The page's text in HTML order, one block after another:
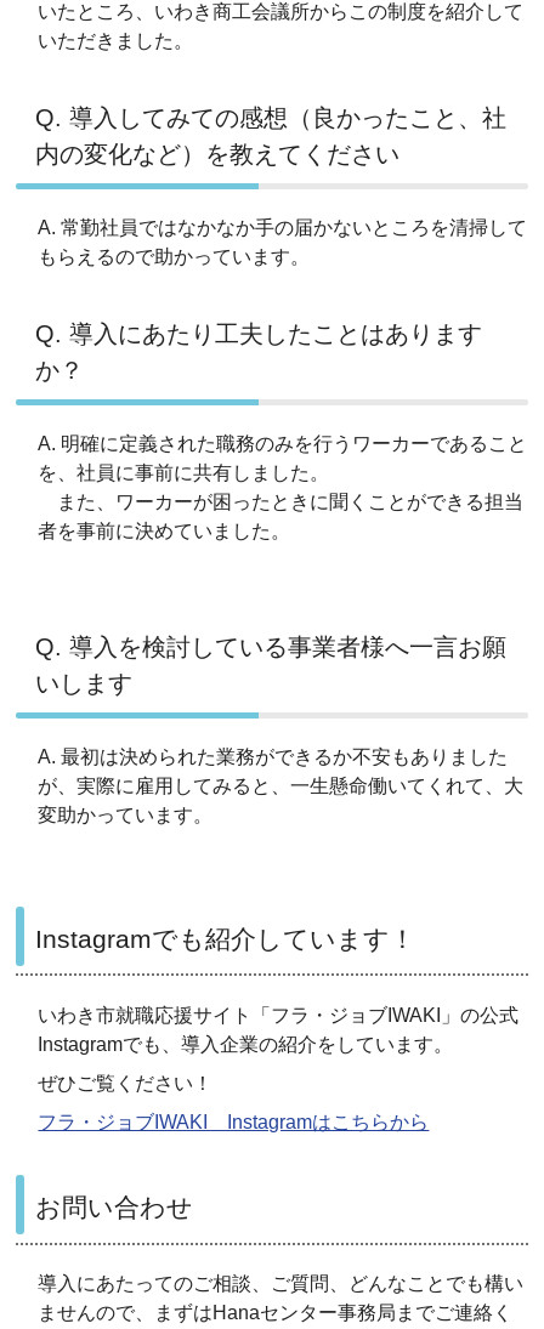
いたところ、いわき商工会議所からこの制度を紹介して
いただきました。
Q. 導入してみての感想（良かったこと、社
内の変化など）を教えてください
A. 常勤社員ではなかなか手の届かないところを清掃して
もらえるので助かっています。
Q. 導入にあたり工夫したことはあります
か？
A. 明確に定義された職務のみを行うワーカーであること
を、社員に事前に共有しました。
また、ワーカーが困ったときに聞くことができる担当
者を事前に決めていました。
Q. 導入を検討している事業者様へ一言お願
いします
A. 最初は決められた業務ができるか不安もありました
が、実際に雇用してみると、一生懸命働いてくれて、大
変助かっています。
Instagramでも紹介しています！
いわき市就職応援サイト「フラ・ジョブIWAKI」の公式
Instagramでも、導入企業の紹介をしています。
ぜひご覧ください！
フラ・ジョブIWAKI Instagramはこちらから
お問い合わせ
導入にあたってのご相談、ご質問、どんなことでも構い
ませんので、まずはHanaセンター事務局までご連絡く